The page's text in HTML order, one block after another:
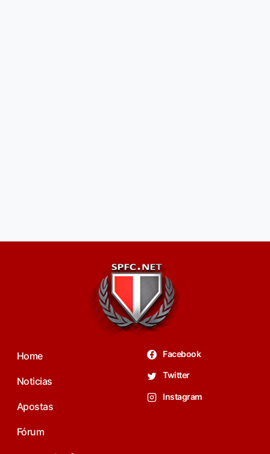
Home
Noticias
Apostas
Fórum
Facebook
Twitter
Instagram